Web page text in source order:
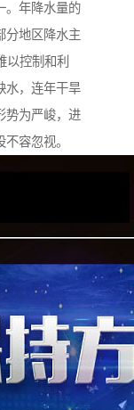
。年降水量的
分地区降水主
以控制和利
水，连年干旱
势为严峻，进
容忽视。